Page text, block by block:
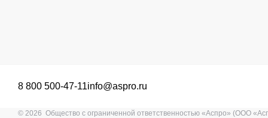
8 800 500-47-11info@aspro.ru
© 2026 Общество с ограниченной ответственностью «Аспро» (ООО